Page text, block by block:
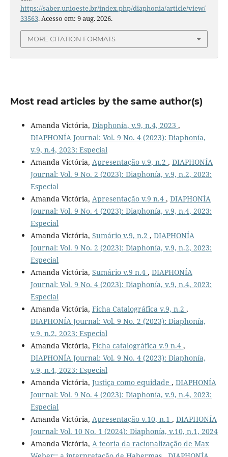
https://saber.unioeste.br/index.php/diaphonia/article/view/
33563. Acesso em: 9 aug. 2026.
MORE CITATION FORMATS
Most read articles by the same author(s)
Amanda Victória, Diaphonía, v.9, n.4, 2023 ,
DIAPHONÍA Journal: Vol. 9 No. 4 (2023): Diaphonía,
v.9, n.4, 2023: Especial
Amanda Victória, Apresentação v.9, n.2 , DIAPHONÍA
Journal: Vol. 9 No. 2 (2023): Diaphonía, v.9, n.2, 2023:
Especial
Amanda Victória, Apresentação v.9 n.4 , DIAPHONÍA
Journal: Vol. 9 No. 4 (2023): Diaphonía, v.9, n.4, 2023:
Especial
Amanda Victória, Sumário v.9, n.2 , DIAPHONÍA
Journal: Vol. 9 No. 2 (2023): Diaphonía, v.9, n.2, 2023:
Especial
Amanda Victória, Sumário v.9 n.4 , DIAPHONÍA
Journal: Vol. 9 No. 4 (2023): Diaphonía, v.9, n.4, 2023:
Especial
Amanda Victória, Ficha Catalográfica v.9, n.2 ,
DIAPHONÍA Journal: Vol. 9 No. 2 (2023): Diaphonía,
v.9, n.2, 2023: Especial
Amanda Victória, Ficha catalográfica v.9 n.4 ,
DIAPHONÍA Journal: Vol. 9 No. 4 (2023): Diaphonía,
v.9, n.4, 2023: Especial
Amanda Victória, Justiça como equidade , DIAPHONÍA
Journal: Vol. 9 No. 4 (2023): Diaphonía, v.9, n.4, 2023:
Especial
Amanda Victória, Apresentação v.10, n.1 , DIAPHONÍA
Journal: Vol. 10 No. 1 (2024): Diaphonía, v.10, n.1, 2024
Amanda Victória, A teoria da racionalização de Max